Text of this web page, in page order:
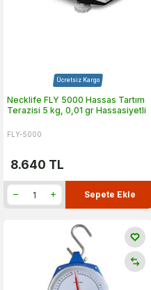
Ücretsiz Kargo
Necklife FLY 5000 Hassas Tartım
Terazisi 5 kg, 0,01 gr Hassasiyetli
FLY-5000
8.640 TL
Sepete Ekle